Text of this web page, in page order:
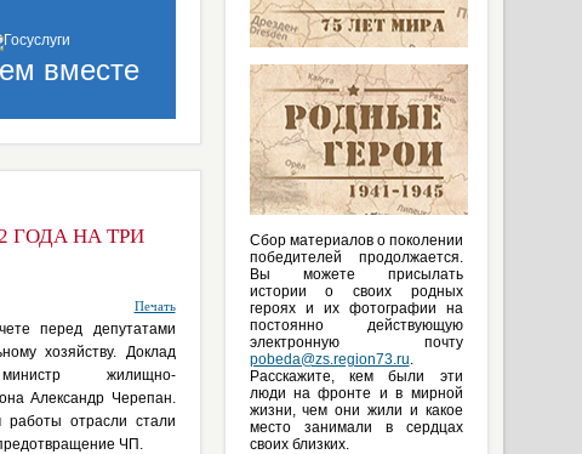
вместе
ГОДА НА ТРИ
Печать
перед депутатами
хозяйству. Доклад
министр жилищно-
Александр Черепан.
работы отрасли стали
ЧП.
Сбор материалов о поколении
победителей продолжается.
Вы можете присылать
истории о своих родных
героях и их фотографии на
постоянно действующую
электронную почту
pobeda@zs.region73.ru.
Расскажите, кем были эти
люди на фронте и в мирной
жизни, чем они жили и какое
место занимали в сердцах
своих близких.